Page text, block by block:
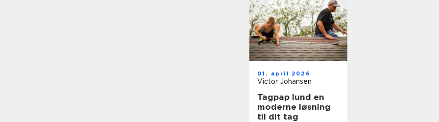
01. april 2026
Victor Johansen
Tagpap lund en
moderne løsning
til dit tag